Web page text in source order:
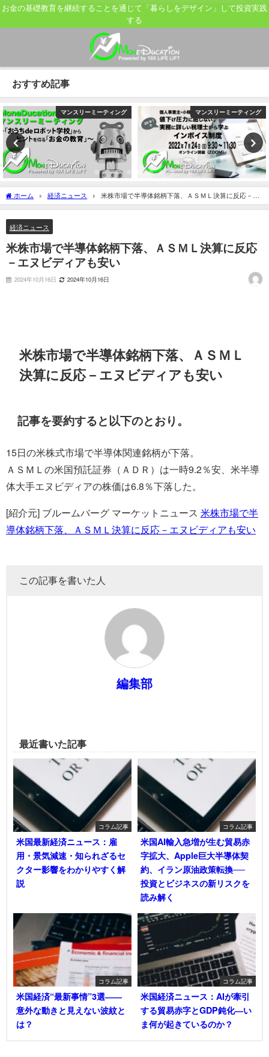
お金の基礎教育を継続することを通じて「暮らしをデザイン」して投資実践
する
おすすめ記事
マンスリーミーティング マンスリーミーティング
ホーム 経済ニュース
米株市場で半導体銘柄下落、ＡＳＭＬ決算に反応－エ
ヌビディアも安い
経済ニュース
米株市場で半導体銘柄下落、ＡＳＭＬ決算に反応
－エヌビディアも安い
2024年10月16日 2024年10月16日
米株市場で半導体銘柄下落、ＡＳＭＬ
決算に反応－エヌビディアも安い
記事を要約すると以下のとおり。
15日の米株式市場で半導体関連銘柄が下落。
ＡＳＭＬの米国預託証券（ＡＤＲ）は一時9.2％安、米半導
体大手エヌビディアの株価は6.8％下落した。
[紹介元] ブルームバーグ マーケットニュース 米株市場で半
導体銘柄下落、ＡＳＭＬ決算に反応－エヌビディアも安い
この記事を書いた人
編集部
最近書いた記事
コラム記事
米国最新経済ニュース：雇
用・景気減速・知られざるセ
クター影響をわかりやすく解
説
コラム記事
米国AI輸入急増が生む貿易赤
字拡大、Apple巨大半導体契
約、イラン原油政策転換──
投資とビジネスの新リスクを
読み解く
コラム記事
米国経済“最新事情”3選――
意外な動きと見えない波紋と
は？
コラム記事
米国経済ニュース：AIが牽引
する貿易赤字とGDP鈍化―い
ま何が起きているのか？